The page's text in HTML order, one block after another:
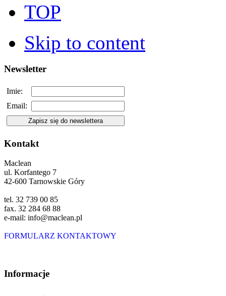
TOP
Skip to content
Newsletter
Imie:
Email:
Kontakt
Maclean
ul. Korfantego 7
42-600 Tarnowskie Góry
tel. 32 739 00 85
fax. 32 284 68 88
e-mail: info@maclean.pl
FORMULARZ KONTAKTOWY
Informacje